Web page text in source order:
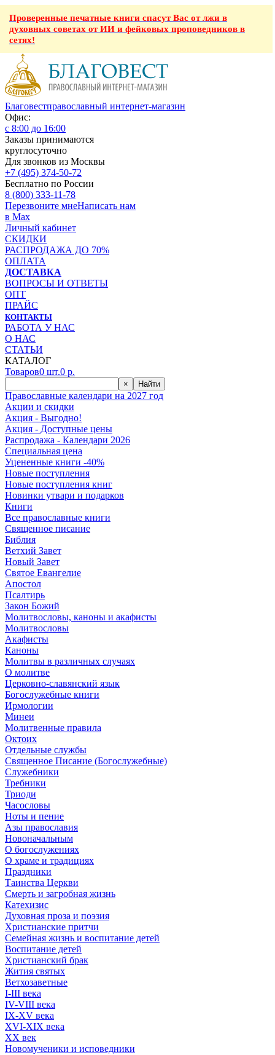
Проверенные печатные книги спасут Вас от лжи в
духовных советах от ИИ и фейковых проповедников в
сетях!
Благовестправославный интернет-магазин
Офис:
с 8:00 до 16:00
Заказы принимаются
круглосуточно
Для звонков из Москвы
+7 (495) 374-50-72
Бесплатно по России
8 (800) 333-11-78
Перезвоните мнеНаписать нам
в Max
Личный кабинет
СКИДКИ
РАСПРОДАЖА ДО 70%
ОПЛАТА
ДОСТАВКА
ВОПРОСЫ И ОТВЕТЫ
ОПТ
ПРАЙС
КОНТАКТЫ
РАБОТА У НАС
О НАС
СТАТЬИ
КАТАЛОГ
Товаров0 шт.0 р.
× Найти
Православные календари на 2027 год
Акции и скидки
Акция - Выгодно!
Акция - Доступные цены
Распродажа - Календари 2026
Специальная цена
Уцененные книги -40%
Новые поступления
Новые поступления книг
Новинки утвари и подарков
Книги
Все православные книги
Священное писание
Библия
Ветхий Завет
Новый Завет
Святое Евангелие
Апостол
Псалтирь
Закон Божий
Молитвословы, каноны и акафисты
Молитвословы
Акафисты
Каноны
Молитвы в различных случаях
О молитве
Церковно-славянский язык
Богослужебные книги
Ирмологии
Минеи
Молитвенные правила
Октоих
Отдельные службы
Священное Писание (Богослужебные)
Служебники
Требники
Триоди
Часословы
Ноты и пение
Азы православия
Новоначальным
О богослужениях
О храме и традициях
Праздники
Таинства Церкви
Смерть и загробная жизнь
Катехизис
Духовная проза и поэзия
Христианские притчи
Семейная жизнь и воспитание детей
Воспитание детей
Христианский брак
Жития святых
Ветхозаветные
I-III века
IV-VIII века
IX-XV века
XVI-XIX века
XX век
Новомученики и исповедники